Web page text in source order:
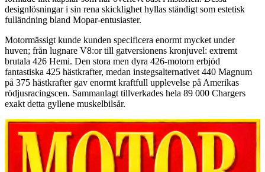
designlösningar i sin rena skicklighet hyllas ständigt som estetisk
fulländning bland Mopar-entusiaster.
Motormässigt kunde kunden specificera enormt mycket under
huven; från lugnare V8:or till gatversionens kronjuvel: extremt
brutala 426 Hemi. Den stora men dyra 426-motorn erbjöd
fantastiska 425 hästkrafter, medan instegsalternativet 440 Magnum
på 375 hästkrafter gav enormt kraftfull upplevelse på Amerikas
rödjusracingscen. Sammanlagt tillverkades hela 89 000 Chargers
exakt detta gyllene muskelbilsår.